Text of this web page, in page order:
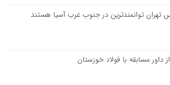
تهران توانمندترین در جنوب غرب آسیا هستند
داور مسابقه با فولاد خوزستان